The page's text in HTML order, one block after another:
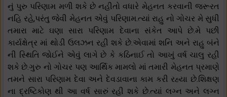
નું પુરુ પરિણામ મળી શકે છે નહીતો વધારે મેહનત કરવાની જરૂરત
નહિ રહે,પરંતુ જેવી મેહનત એવું પરિણામ.ત્યાં રાહુ નો ગોચર મે સુધી
તમારા માટે ઘણા સારા પરિણામ દેવાના સંકેત આપે છે.મે પછી
કાર્યક્ષેત્ર માં થોડી ઉલઝન રહી શકે છે.એવામાં શનિ અને રાહુ બંને
ની સ્થિતિ જોઈને એવું લાગે છે કે કઠિનાઈ તો આખું વર્ષ ચાલુ રહી
શકે છે.ગુરુ નો ગોચર પણ આર્થિક મામલો માં તમારી મેહનત પ્રમાણે
તમને સારા પરિણામ દેવા અને દેવડાવાના કામ કરી રહ્યા છે.શિક્ષણ
ના દ્રષ્ટિકોણ થી આ વર્ષ સારું રહી શકે છે.ત્યાં લગ્ન અને લગ્ન